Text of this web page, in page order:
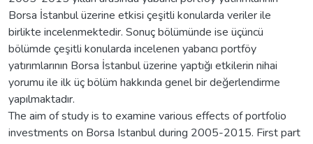
Borsa İstanbul üzerine etkisi çeşitli konularda veriler ile
birlikte incelenmektedir. Sonuç bölümünde ise üçüncü
bölümde çeşitli konularda incelenen yabancı portföy
yatırımlarının Borsa İstanbul üzerine yaptığı etkilerin nihai
yorumu ile ilk üç bölüm hakkında genel bir değerlendirme
yapılmaktadır.
The aim of study is to examine various effects of portfolio
investments on Borsa Istanbul during 2005-2015. First part